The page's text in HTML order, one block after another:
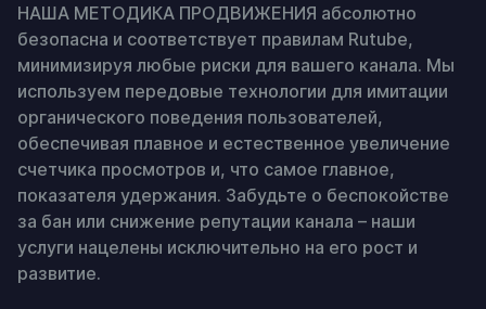
НАША МЕТОДИКА ПРОДВИЖЕНИЯ абсолютно
безопасна и соответствует правилам Rutube,
минимизируя любые риски для вашего канала. Мы
используем передовые технологии для имитации
органического поведения пользователей,
обеспечивая плавное и естественное увеличение
счетчика просмотров и, что самое главное,
показателя удержания. Забудьте о беспокойстве
за бан или снижение репутации канала – наши
услуги нацелены исключительно на его рост и
развитие.